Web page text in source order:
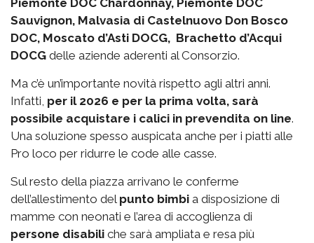
Sauvignon, Malvasia di Castelnuovo Don Bosco
DOC, Moscato d’Asti DOCG, Brachetto d’Acqui
DOCG delle aziende aderenti al Consorzio.
Ma c’è un’importante novità rispetto agli altri anni.
Infatti, per il 2026 e per la prima volta, sarà
possibile acquistare i calici in prevendita on line.
Una soluzione spesso auspicata anche per i piatti alle
Pro loco per ridurre le code alle casse.
Sul resto della piazza arrivano le conferme
dell’allestimento del punto bimbi a disposizione di
mamme con neonati e l’area di accoglienza di
persone disabili che sarà ampliata e resa più